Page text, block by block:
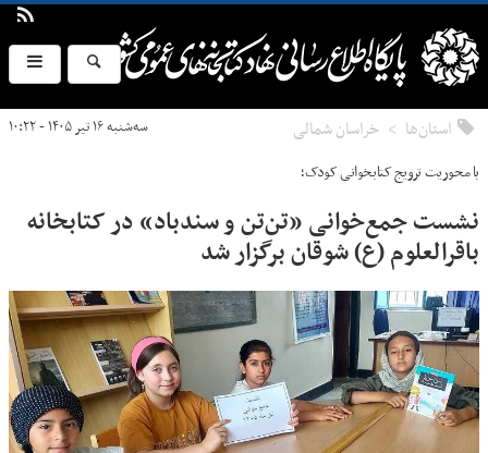
استان‌ها خراسان شمالی سه‌شنبه ۱۶ تیر ۱۴۰۵ - ۱۰:۲۲
با محوریت ترویج کتابخوانی کودک؛
نشست جمع‌خوانی «تن‌تن و سندباد» در کتابخانه
باقرالعلوم (ع) شوقان برگزار شد